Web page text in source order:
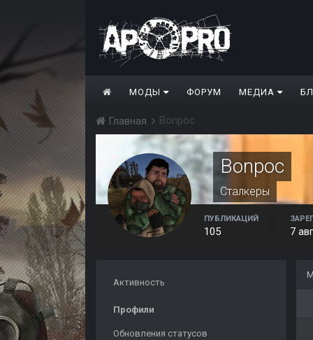
МОДЫ ФОРУМ МЕДИА
Главная Bonpoc
Bonpoc
Сталкеры
ПУБЛИКАЦИЙ
105 7
Активность
Профили
Обновления статусов